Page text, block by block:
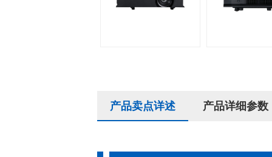
产品卖点详述 产品详细参数